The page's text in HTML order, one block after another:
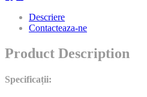
Descriere
Contacteaza-ne
Product Description
Specificații: